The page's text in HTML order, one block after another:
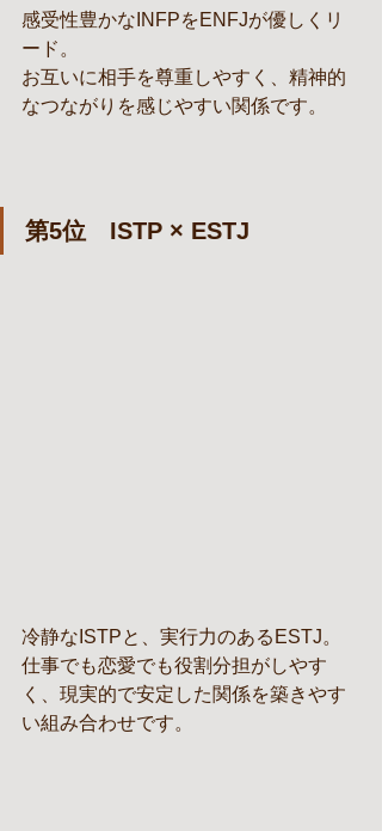
感受性豊かなINFPをENFJが優しくリ
ード。
お互いに相手を尊重しやすく、精神的
なつながりを感じやすい関係です。
第5位　ISTP × ESTJ
冷静なISTPと、実行力のあるESTJ。
仕事でも恋愛でも役割分担がしやす
く、現実的で安定した関係を築きやす
い組み合わせです。